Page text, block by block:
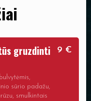
gruzdinti
sūrio padažu,
smulkintais
9 €